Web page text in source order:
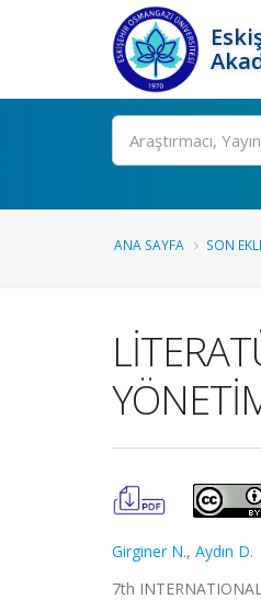
Ara
ANA SAYFA SON
Girginer N., Aydın D.
7th